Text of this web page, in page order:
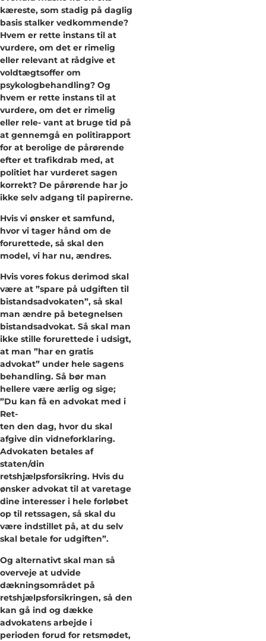
kæreste, som stadig på daglig
basis stalker vedkommende?
Hvem er rette instans til at
vurdere, om det er rimelig
eller relevant at rådgive et
voldtægtsoffer om
psykologbehandling? Og
hvem er rette instans til at
vurdere, om det er rimelig
eller rele- vant at bruge tid på
at gennemgå en politirapport
for at berolige de pårørende
efter et trafikdrab med, at
politiet har vurderet sagen
korrekt? De pårørende har jo
ikke selv adgang til papirerne.
Hvis vi ønsker et samfund,
hvor vi tager hånd om de
forurettede, så skal den
model, vi har nu, ændres.
Hvis vores fokus derimod skal
være at ”spare på udgiften til
bistandsadvokaten”, så skal
man ændre på betegnelsen
bistandsadvokat. Så skal man
ikke stille forurettede i udsigt,
at man ”har en gratis
advokat” under hele sagens
behandling. Så bør man
hellere være ærlig og sige;
”Du kan få en advokat med i
Ret-
ten den dag, hvor du skal
afgive din vidneforklaring.
Advokaten betales af
staten/din
retshjælpsforsikring. Hvis du
ønsker advokat til at varetage
dine interesser i hele forløbet
op til retssagen, så skal du
være indstillet på, at du selv
skal betale for udgiften”.
Og alternativt skal man så
overveje at udvide
dækningsområdet på
retshjælpsforsikringen, så den
kan gå ind og dække
advokatens arbejde i
perioden forud for retsmødet,